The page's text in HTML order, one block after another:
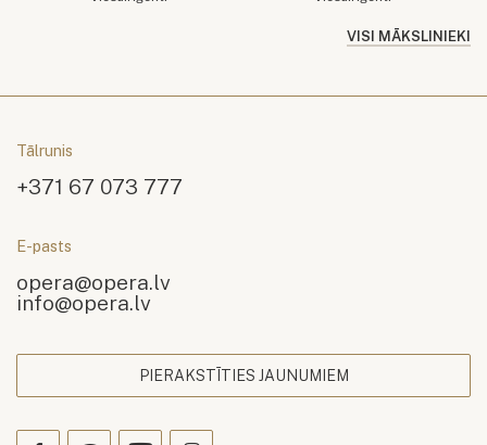
VISI MĀKSLINIEKI
Tālrunis
+371 67 073 777
E-pasts
opera@opera.lv
info@opera.lv
PIERAKSTĪTIES JAUNUMIEM